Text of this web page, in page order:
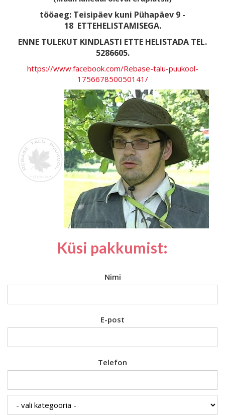
tööaeg: Teisipäev kuni Pühapäev 9 -
18 ETTEHELISTAMISEGA.
ENNE TULEKUT KINDLASTI ETTE HELISTADA TEL.
5286605.
https://www.facebook.com/Rebase-talu-puukool-
175667850050141/
Küsi pakkumist:
Nimi
E-post
Telefon